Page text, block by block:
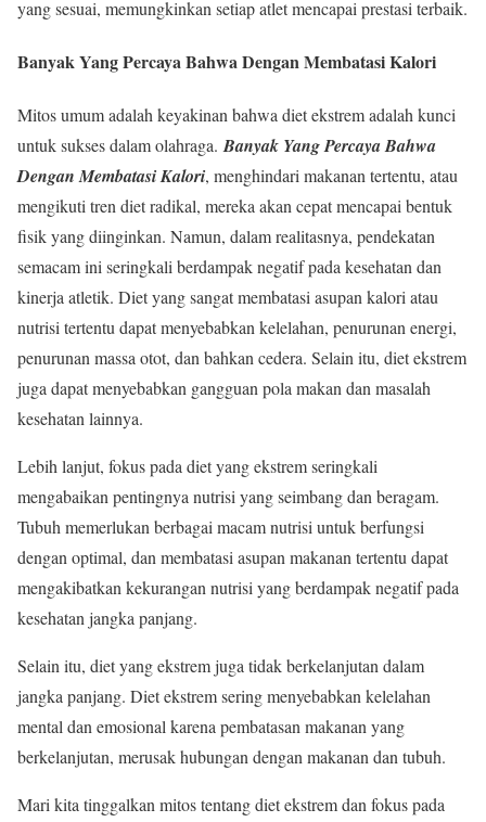
yang sesuai, memungkinkan setiap atlet mencapai prestasi terbaik.
Banyak Yang Percaya Bahwa Dengan Membatasi Kalori
Mitos umum adalah keyakinan bahwa diet ekstrem adalah kunci
untuk sukses dalam olahraga. Banyak Yang Percaya Bahwa
Dengan Membatasi Kalori, menghindari makanan tertentu, atau
mengikuti tren diet radikal, mereka akan cepat mencapai bentuk
fisik yang diinginkan. Namun, dalam realitasnya, pendekatan
semacam ini seringkali berdampak negatif pada kesehatan dan
kinerja atletik. Diet yang sangat membatasi asupan kalori atau
nutrisi tertentu dapat menyebabkan kelelahan, penurunan energi,
penurunan massa otot, dan bahkan cedera. Selain itu, diet ekstrem
juga dapat menyebabkan gangguan pola makan dan masalah
kesehatan lainnya.
Lebih lanjut, fokus pada diet yang ekstrem seringkali
mengabaikan pentingnya nutrisi yang seimbang dan beragam.
Tubuh memerlukan berbagai macam nutrisi untuk berfungsi
dengan optimal, dan membatasi asupan makanan tertentu dapat
mengakibatkan kekurangan nutrisi yang berdampak negatif pada
kesehatan jangka panjang.
Selain itu, diet yang ekstrem juga tidak berkelanjutan dalam
jangka panjang. Diet ekstrem sering menyebabkan kelelahan
mental dan emosional karena pembatasan makanan yang
berkelanjutan, merusak hubungan dengan makanan dan tubuh.
Mari kita tinggalkan mitos tentang diet ekstrem dan fokus pada